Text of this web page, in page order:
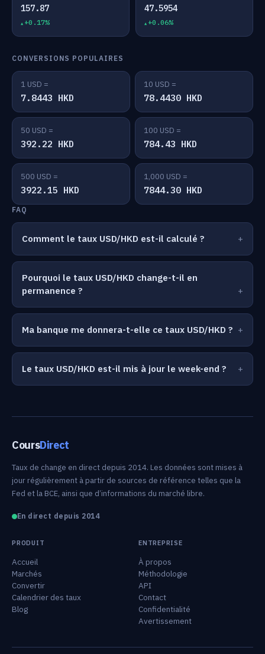
157.87
+0.17%
47.5954
+0.06%
CONVERSIONS POPULAIRES
1 USD =
7.8443 HKD
10 USD =
78.4430 HKD
50 USD =
392.22 HKD
100 USD =
784.43 HKD
500 USD =
3922.15 HKD
1,000 USD =
7844.30 HKD
FAQ
Comment le taux USD/HKD est-il calculé ?
Pourquoi le taux USD/HKD change-t-il en
permanence ?
Ma banque me donnera-t-elle ce taux USD/HKD ?
Le taux USD/HKD est-il mis à jour le week-end ?
CoursDirect
Taux de change en direct depuis 2014. Les données sont mises à
jour régulièrement à partir de sources de référence telles que la
Fed et la BCE, ainsi que d’informations du marché libre.
En direct depuis 2014
PRODUIT
Accueil
Marchés
Convertir
Calendrier des taux
Blog
ENTREPRISE
À propos
Méthodologie
API
Contact
Confidentialité
Avertissement